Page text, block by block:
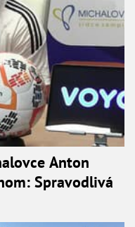
Anton
Spravodlivá